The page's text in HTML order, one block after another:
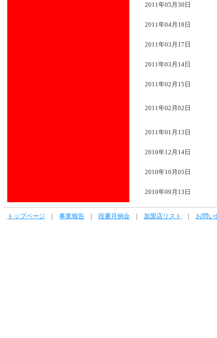
2011年05月30日
2011年04月18日
2011年03月17日
2011年03月14日
2011年02月15日
2011年02月02日
2011年01月13日
2010年12月14日
2010年10月05日
2010年09月13日
トップページ 事業報告 段審月例会 加盟店リスト お問い